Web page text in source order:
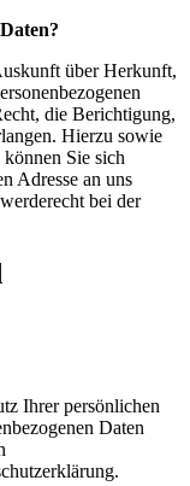
über Herkunft,
die Berichtigung,
Hierzu sowie
Sie sich
Adresse an uns
bei der
Ihrer persönlichen
Daten